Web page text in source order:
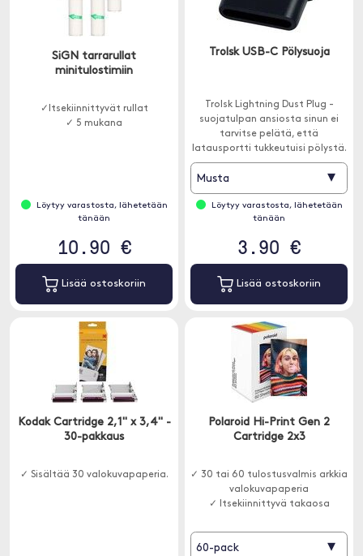
SiGN tarrarullat
minitulostimiin
✓Itsekiinnittyvät rullat
✓ 5 mukana
Löytyy varastosta, lähetetään
tänään
10.90 €
Lisää ostoskoriin
Trolsk USB-C Pölysuoja
Trolsk Lightning Dust Plug -
suojatulpan ansiosta sinun ei
tarvitse pelätä, että
latausportti tukkeutuisi pölystä.
Musta ▾
Löytyy varastosta, lähetetään
tänään
3.90 €
Lisää ostoskoriin
Kodak Cartridge 2,1" x 3,4" -
30-pakkaus
✓ Sisältää 30 valokuvapaperia.
Polaroid Hi-Print Gen 2
Cartridge 2x3
✓ 30 tai 60 tulostusvalmis arkkia
valokuvapaperia
✓ Itsekiinnittyvä takaosa
60-pack ▾